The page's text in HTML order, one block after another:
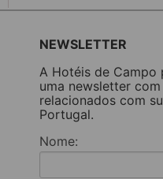
NEWSLETTER
A Hotéis de Campo
uma newsletter
relacionados com
Portugal.
Nome: